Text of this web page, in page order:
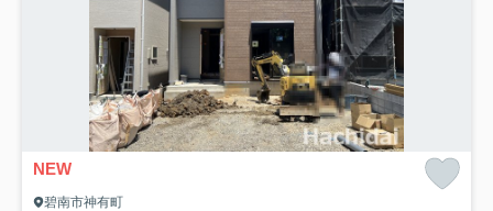
NEW
碧南市神有町